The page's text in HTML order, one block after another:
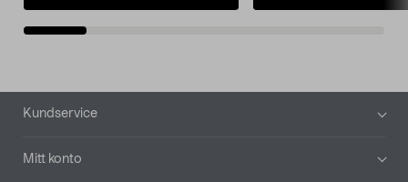
Sidfot
Kundservice
Mitt konto